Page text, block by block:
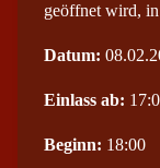
geöffnet wird,
Datum:
Einlass ab:
Beginn: 18:00